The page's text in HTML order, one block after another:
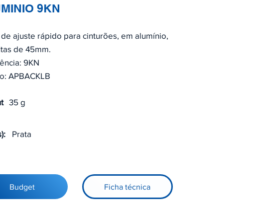
9KN
de ajuste rápido para cinturões, em alumínio,
de 45mm.
9KN
APBACKLB
35 g
Prata
Budget Ficha técnica